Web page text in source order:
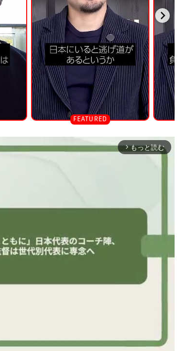
arrow_forward_ios もっと読む